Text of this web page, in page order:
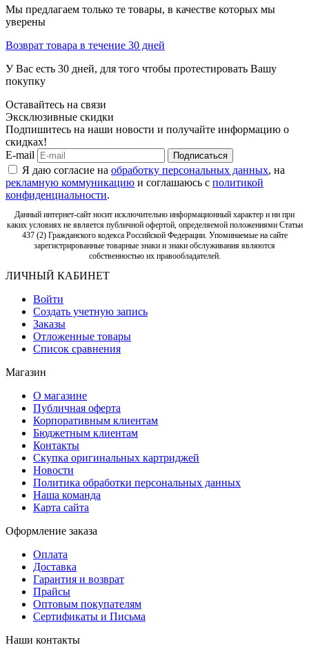
Мы предлагаем только те товары, в качестве которых мы
уверены
Возврат товара в течение 30 дней
У Вас есть 30 дней, для того чтобы протестировать Вашу
покупку
Оставайтесь на связи
Эксклюзивные скидки
Подпишитесь на наши новости и получайте информацию о
скидках!
E-mail
Подписаться
Я даю согласие на обработку персональных данных, на
рекламную коммуникацию и соглашаюсь с политикой
конфиденциальности.
Данный интернет-сайт носит исключительно информационный характер и ни при
каких условиях не является публичной офертой, определяемой положениями Статьи
437 (2) Гражданского кодекса Российской Федерации. Упоминаемые на сайте
зарегистрированные товарные знаки и знаки обслуживания являются
собственностью их правообладателей.
ЛИЧНЫЙ КАБИНЕТ
Войти
Создать учетную запись
Заказы
Отложенные товары
Список сравнения
Магазин
О магазине
Публичная оферта
Корпоративным клиентам
Бюджетным клиентам
Контакты
Скупка оригинальных картриджей
Новости
Политика обработки персональных данных
Наша команда
Карта сайта
Оформление заказа
Оплата
Доставка
Гарантия и возврат
Прайсы
Оптовым покупателям
Сертификаты и Письма
Наши контакты